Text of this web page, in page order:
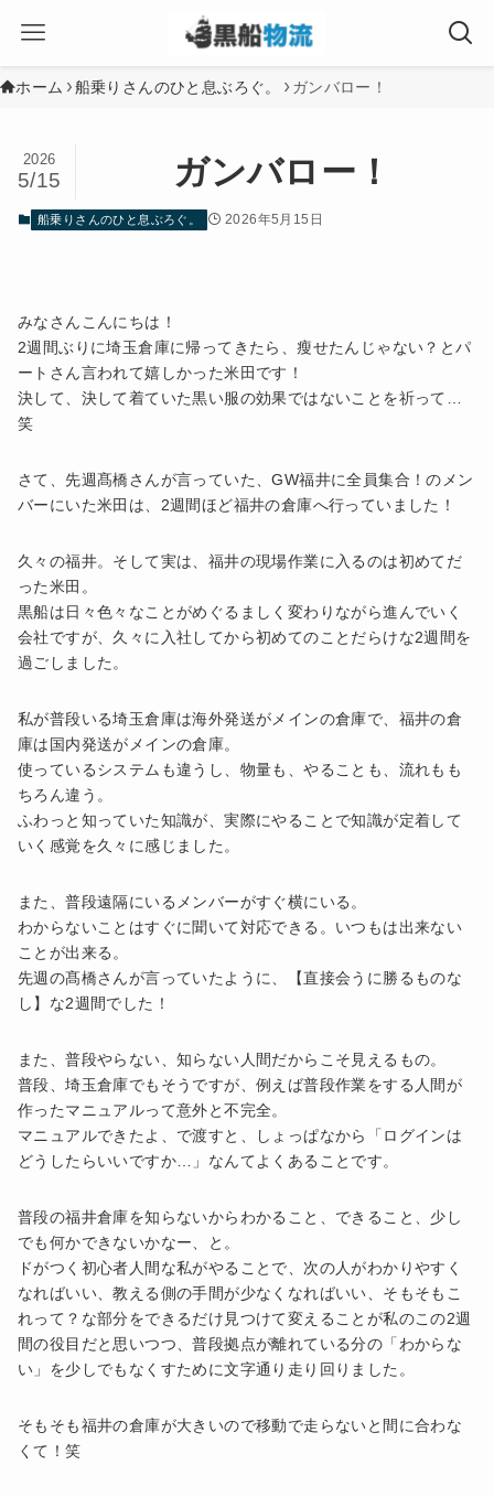
ホーム 船乗りさんのひと息ぶろぐ。 ガンバロー！
ガンバロー！
2026
5/15
船乗りさんのひと息ぶろぐ。 2026年5月15日
みなさんこんにちは！
2週間ぶりに埼玉倉庫に帰ってきたら、瘦せたんじゃない？とパ
ートさん言われて嬉しかった米田です！
決して、決して着ていた黒い服の効果ではないことを祈って…
笑
さて、先週髙橋さんが言っていた、GW福井に全員集合！のメン
バーにいた米田は、2週間ほど福井の倉庫へ行っていました！
久々の福井。そして実は、福井の現場作業に入るのは初めてだ
った米田。
黒船は日々色々なことがめぐるましく変わりながら進んでいく
会社ですが、久々に入社してから初めてのことだらけな2週間を
過ごしました。
私が普段いる埼玉倉庫は海外発送がメインの倉庫で、福井の倉
庫は国内発送がメインの倉庫。
使っているシステムも違うし、物量も、やることも、流れもも
ちろん違う。
ふわっと知っていた知識が、実際にやることで知識が定着して
いく感覚を久々に感じました。
また、普段遠隔にいるメンバーがすぐ横にいる。
わからないことはすぐに聞いて対応できる。いつもは出来ない
ことが出来る。
先週の髙橋さんが言っていたように、【直接会うに勝るものな
し】な2週間でした！
また、普段やらない、知らない人間だからこそ見えるもの。
普段、埼玉倉庫でもそうですが、例えば普段作業をする人間が
作ったマニュアルって意外と不完全。
マニュアルできたよ、で渡すと、しょっぱなから「ログインは
どうしたらいいですか…」なんてよくあることです。
普段の福井倉庫を知らないからわかること、できること、少し
でも何かできないかなー、と。
ドがつく初心者人間な私がやることで、次の人がわかりやすく
なればいい、教える側の手間が少なくなればいい、そもそもこ
れって？な部分をできるだけ見つけて変えることが私のこの2週
間の役目だと思いつつ、普段拠点が離れている分の「わからな
い」を少しでもなくすために文字通り走り回りました。
そもそも福井の倉庫が大きいので移動で走らないと間に合わな
くて！笑